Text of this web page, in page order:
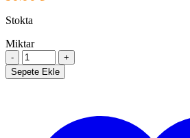
Stokta
Miktar
Miktar
Sepete Ekle